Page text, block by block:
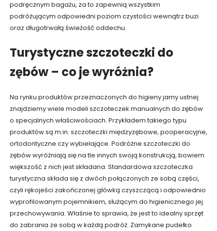
podręcznym bagażu, za to zapewnią wszystkim
podróżującym odpowiedni poziom czystości wewnątrz buzi
oraz długotrwałą świeżość oddechu.
Turystyczne szczoteczki do
zębów – co je wyróżnia?
Na rynku produktów przeznaczonych do higieny jamy ustnej
znajdziemy wiele modeli szczoteczek manualnych do zębów
o specjalnych właściwościach. Przykładem takiego typu
produktów są m.in. szczoteczki międzyzębowe, pooperacyjne,
ortodontyczne czy wybielające. Podróżne szczoteczki do
zębów wyróżniają się na tle innych swoją konstrukcją, bowiem
większość z nich jest składana. Standardowa szczoteczka
turystyczna składa się z dwóch połączonych ze sobą części,
czyli rękojeści zakończonej główką czyszczącą i odpowiednio
wyprofilowanym pojemnikiem, służącym do higienicznego jej
przechowywania. Właśnie to sprawia, że jest to idealny sprzęt
do zabrania ze sobą w każdą podróż. Zamykane pudełko